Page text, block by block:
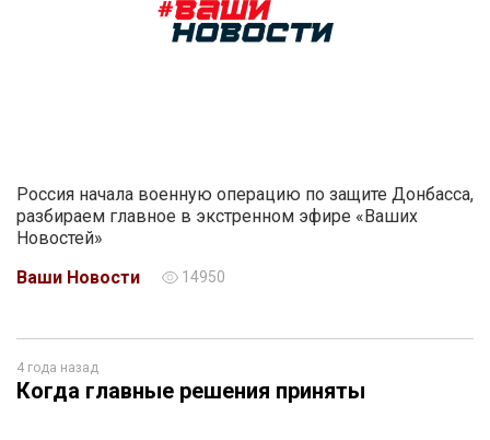
Россия начала военную операцию по защите Донбасса,
разбираем главное в экстренном эфире «Ваших
Новостей»
Ваши Новости
14950
4 года назад
Когда главные решения приняты